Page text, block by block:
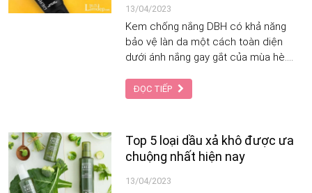
13/04/2023
Kem chống nắng DBH có khả năng
bảo vệ làn da một cách toàn diện
dưới ánh nắng gay gắt của mùa hè.
giúp bạn biết được nguồn gốc, thành
phần, công dụng, giá bán và địa chỉ
hãng với giá cả phù hợp.
ĐỌC TIẾP
Top 5 loại dầu xả khô được ưa
chuộng nhất hiện nay
13/04/2023